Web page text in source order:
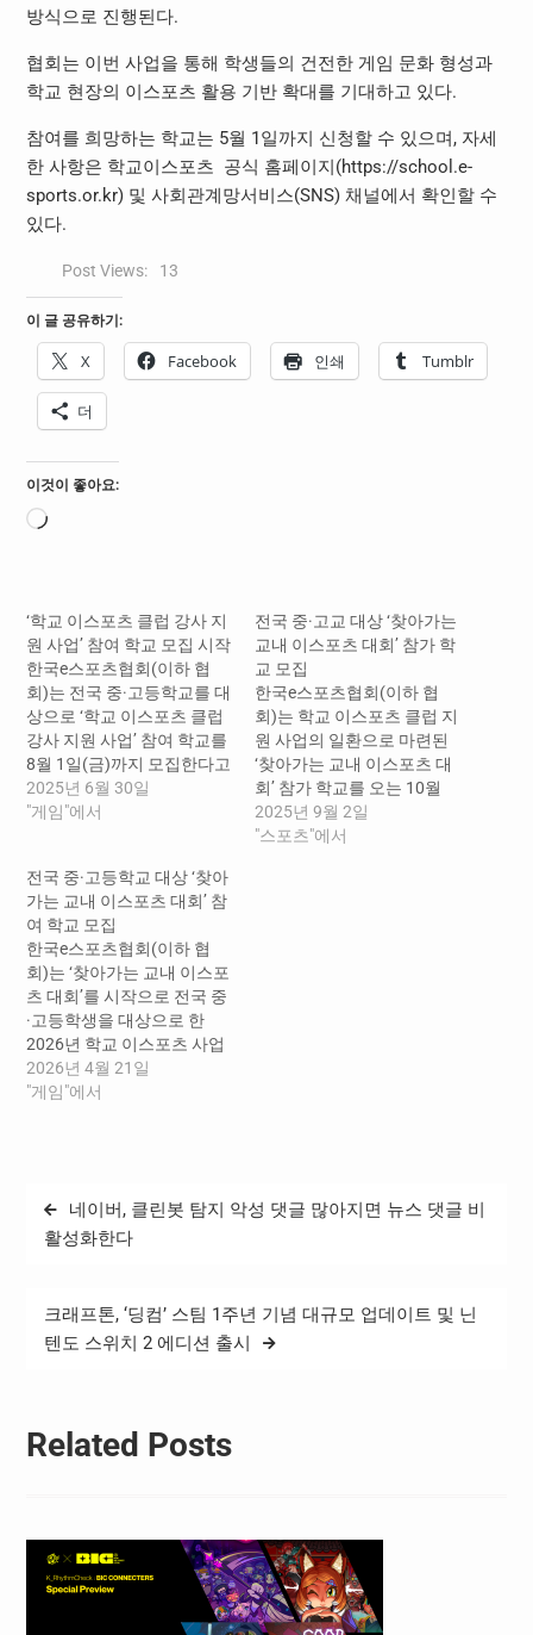
방식으로 진행된다.
협회는 이번 사업을 통해 학생들의 건전한 게임 문화 형성과
학교 현장의 이스포츠 활용 기반 확대를 기대하고 있다.
참여를 희망하는 학교는 5월 1일까지 신청할 수 있으며, 자세
한 사항은 학교이스포츠 공식 홈페이지(https://school.e-
sports.or.kr) 및 사회관계망서비스(SNS) 채널에서 확인할 수
있다.
Post Views: 13
이 글 공유하기:
X Facebook 인쇄 Tumblr
더
이것이 좋아요:
로
‘학교 이스포츠 클럽 강사 지
원 사업’ 참여 학교 모집 시작
한국e스포츠협회(이하 협
회)는 전국 중·고등학교를 대
상으로 ‘학교 이스포츠 클럽
강사 지원 사업’ 참여 학교를
8월 1일(금)까지 모집한다고
30일(금) 밝혔다. 올해 처음
시행되는 ‘학교 이스포츠 클
육 수요에 대응해 마련됐다.
기존 교내 이스포츠 클럽이
나 동아리는 교원이 직접 운
영하는 경우가 많아, 교육의
전문성 확보에 어려움이 있
다는…
2025년 6월 30일
"게임"에서
전국 중·고교 대상 ‘찾아가는
교내 이스포츠 대회’ 참가 학
교 모집
한국e스포츠협회(이하 협
회)는 학교 이스포츠 클럽 지
원 사업의 일환으로 마련된
‘찾아가는 교내 이스포츠 대
회’ 참가 학교를 오는 10월
31일(금)까지 모집한다고 1
일(월) 밝혔다. ‘찾아가는 교
2025년 9월 2일
"스포츠"에서
전국 중·고등학교 대상 ‘찾아
가는 교내 이스포츠 대회’ 참
여 학교 모집
한국e스포츠협회(이하 협
회)는 ‘찾아가는 교내 이스포
츠 대회’를 시작으로 전국 중
·고등학생을 대상으로 한
2026년 학교 이스포츠 사업
을 본격 추진한다고 21일
(화) 밝혔다. 2026년 학교 이
램으로 구성된다. 이 가운데
전국중고교대회는 생활체육
‘스쿨리그’로 나뉜다.…
2026년 4월 21일
"게임"에서
글
탐
네이버, 클린봇 탐지 악성 댓글 많아지면 뉴스 댓글 비
활성화한다
크래프톤, ‘딩컴’ 스팀 1주년 기념 대규모 업데이트 및 닌
텐도 스위치 2 에디션 출시
Related Posts